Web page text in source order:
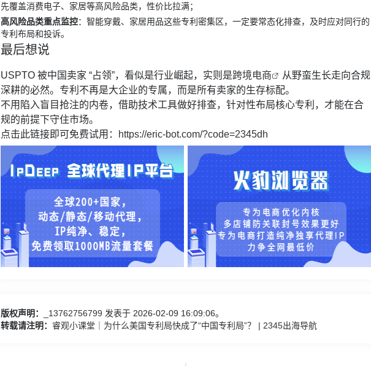
先覆盖消费电子、家居等高风险品类，性价比拉满；
高风险品类重点监控：智能穿戴、家居用品这些专利密集区，一定要常态化排查，及时应对同行的
专利布局和投诉。
最后想说
USPTO 被中国卖家 “占领”，看似是行业崛起，实则是跨境电商
从野蛮生长走向合规
深耕的必然。专利不再是大企业的专属，而是所有卖家的生存标配。
不用陷入盲目抢注的内卷，借助技术工具做好排查，针对性布局核心专利，才能在合
规的前提下守住市场。
点击此链接即可免费试用：
https://eric-bot.com/?code=2345dh
版权声明： _13762756799 发表于 2026-02-09 16:09:06。
转载请注明： 睿观小课堂｜为什么美国专利局快成了“中国专利局”？ | 2345出海导航